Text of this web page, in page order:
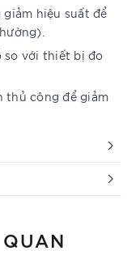
hiệu suất để
so với thiết bị đo
thủ công để giảm